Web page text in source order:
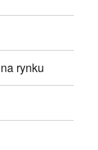
rynku